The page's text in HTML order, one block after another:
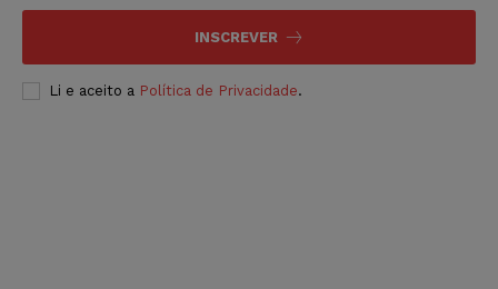
INSCREVER
Li e aceito a Política de Privacidade.